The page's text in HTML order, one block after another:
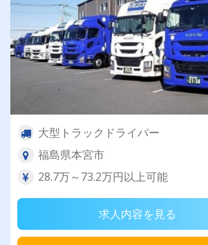
大型トラックドライバー
福島県本宮市
28.7万～73.2万円以上可能
求人内容を見る